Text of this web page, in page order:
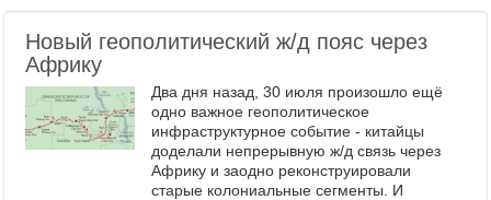
Новый геополитический ж/д пояс через
Африку
Два дня назад, 30 июля произошло ещё
одно важное геополитическое
инфраструктурное событие - китайцы
доделали непрерывную ж/д связь через
Африку и заодно реконструировали
старые колониальные сегменты. И